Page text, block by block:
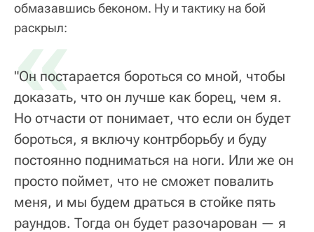
обмазавшись беконом. Ну и тактику на бой
раскрыл:
«
"Он постарается бороться со мной, чтобы
доказать, что он лучше как борец, чем я.
Но отчасти от понимает, что если он будет
бороться, я включу контрборьбу и буду
постоянно подниматься на ноги. Или же он
просто поймет, что не сможет повалить
меня, и мы будем драться в стойке пять
раундов. Тогда он будет разочарован — я